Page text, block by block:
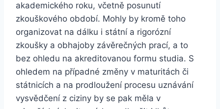
akademického roku, včetně posunutí
zkouškového období. Mohly by kromě toho
organizovat na dálku i státní a rigorózní
zkoušky a obhajoby závěrečných prací, a to
bez ohledu na akreditovanou formu studia. S
ohledem na případné změny v maturitách či
státnicích a na prodloužení procesu uznávání
vysvědčení z ciziny by se pak měla v